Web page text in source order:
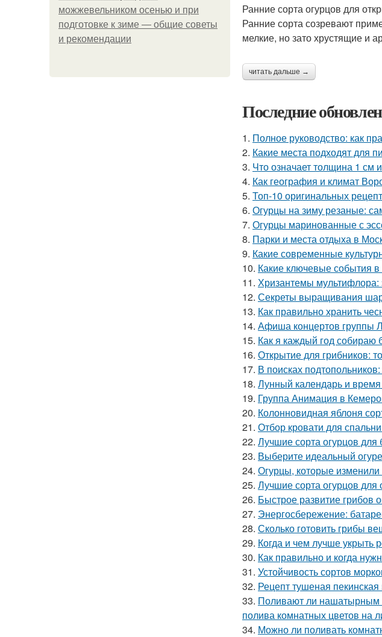
можжевельником осенью и при
подготовке к зиме — общие советы
и рекомендации
Ранние сорта огурцов для
Ранние сорта созревают
мелкие, но зато хрустящие и
читать дальше →
Последние
1. Полное руководство: как
2. Какие места подходят для
3. Что означает толщина 1 см
4. Как география и климат
5. Топ-10 оригинальных
6. Огурцы на зиму резаные:
7. Огурцы маринованные с
8. Парки и места отдыха в
9. Какие современные
10. Какие ключевые события
11. Хризантемы мультифлора:
12. Секреты выращивания
13. Как правильно хранить
14. Афиша концертов группы
15. Как я каждый год собираю
16. Открытие для грибников:
17. В поисках
18. Лунный календарь и
19. Группа Анимация в
20. Колонновидная яблоня
21. Отбор кровати для
22. Лучшие сорта огурцов
23. Выберите идеальный
24. Огурцы, которые
25. Лучшие сорта огурцов для
26. Быстрое развитие грибов
27. Энергосбережение:
28. Сколько готовить грибы
29. Когда и чем лучше укрыть
30. Как правильно и когда
31. Устойчивость сортов
32. Рецепт тушеная
33. Поливают ли нашатырным
полива комнатных цветов на
34. Можно ли поливать